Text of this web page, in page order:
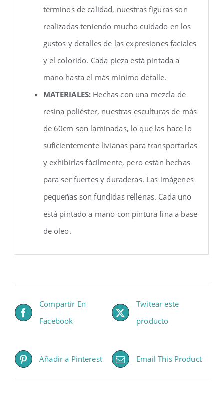
términos de calidad, nuestras figuras son
realizadas teniendo mucho cuidado en los
gustos y detalles de las expresiones faciales
y el colorido. Cada pieza está pintada a
mano hasta el más mínimo detalle.
MATERIALES: Hechas con una mezcla de
resina poliéster, nuestras esculturas de más
de 60cm son laminadas, lo que las hace lo
suficientemente livianas para transportarlas
y exhibirlas fácilmente, pero están hechas
para ser fuertes y duraderas. Las imágenes
pequeñas son fundidas rellenas. Cada uno
está pintado a mano con pintura fina a base
de oleo.
Compartir En
Facebook
Twitear este
producto
Añadir a Pinterest Email This Product